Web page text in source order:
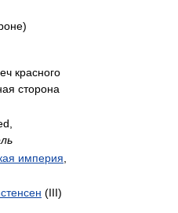
красного
сторона
империя
(III)